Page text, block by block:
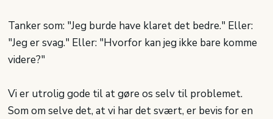
Tanker som: "Jeg burde have klaret det bedre." Eller:
"Jeg er svag." Eller: "Hvorfor kan jeg ikke bare komme
videre?"
Vi er utrolig gode til at gøre os selv til problemet.
Som om selve det, at vi har det svært, er bevis for en